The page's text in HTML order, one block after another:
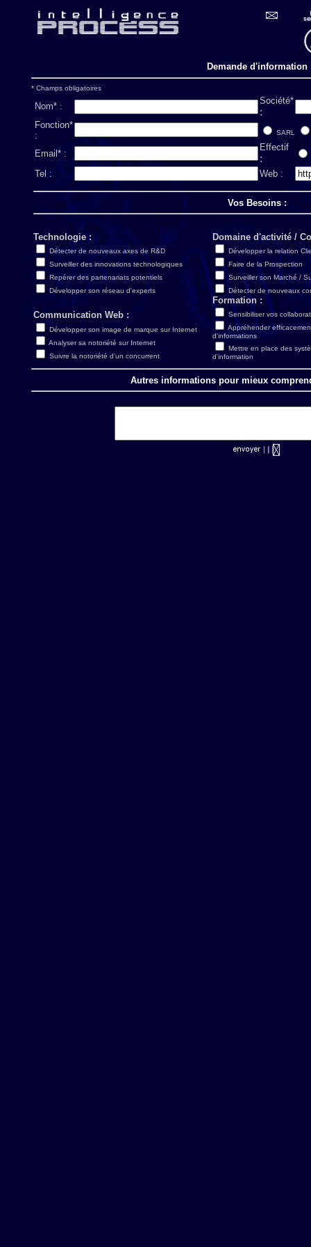
Demande d'information
* Champs obligatoires
Nom* :
Société*
:
Fonction*
:
SARL
Email* :
Effectif
:
Tel : Web :
Vos Besoins :
Technologie :
Détecter de nouveaux axes de R&D
Surveiller des innovations technologiques
Repérer des partenariats potentiels
Développer son réseau d'experts
Domaine d'activité /
Développer la relation
Faire de la Prospection
Surveiller son Marché /
Détecter de nouveaux
Communication Web :
Développer son image de marque sur Internet
Analyser sa notoriété sur Internet
Suivre la notoriété d'un concurrent
Formation :
Sensibiliser vos
Appréhender
d'informations
Mettre en place des
d'information
Autres informations pour mieux